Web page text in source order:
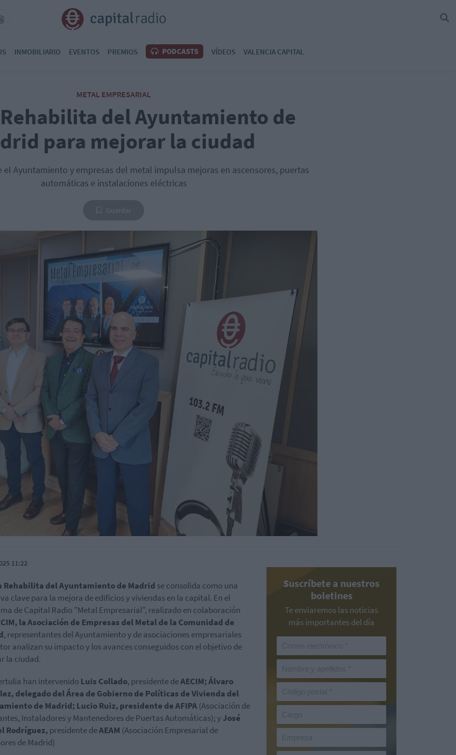
INMOBILIARIO EVENTOS PREMIOS PODCASTS VÍDEOS VALENCIA CAPITAL
METAL EMPRESARIAL
del Ayuntamiento de
para mejorar la ciudad
el Ayuntamiento y empresas del metal impulsa mejoras en ascensores, puertas
automáticas e instalaciones eléctricas
11:22
Rehabilita del Ayuntamiento de Madrid se consolida como una
clave para la mejora de edificios y viviendas en la capital. En el
de Capital Radio "Metal Empresarial", realizado en colaboración
la Asociación de Empresas del Metal de la Comunidad de
, representantes del Ayuntamiento y de asociaciones empresariales
analizan su impacto y los avances conseguidos con el objetivo de
la ciudad.
han intervenido Luis Collado, presidente deAECIM;Álvaro
delegado del Área de Gobierno de Políticas de Vivienda del
de Madrid; Lucio Ruiz, presidente de AFIPA(Asociación de
Instaladores y Mantenedores de Puertas Automáticas); yJosé
Rodríguez, presidente deAEAM (Asociación Empresarial de
de Madrid)
Suscríbete a nuestros
boletines
Te enviaremos las noticias
más importantes del día